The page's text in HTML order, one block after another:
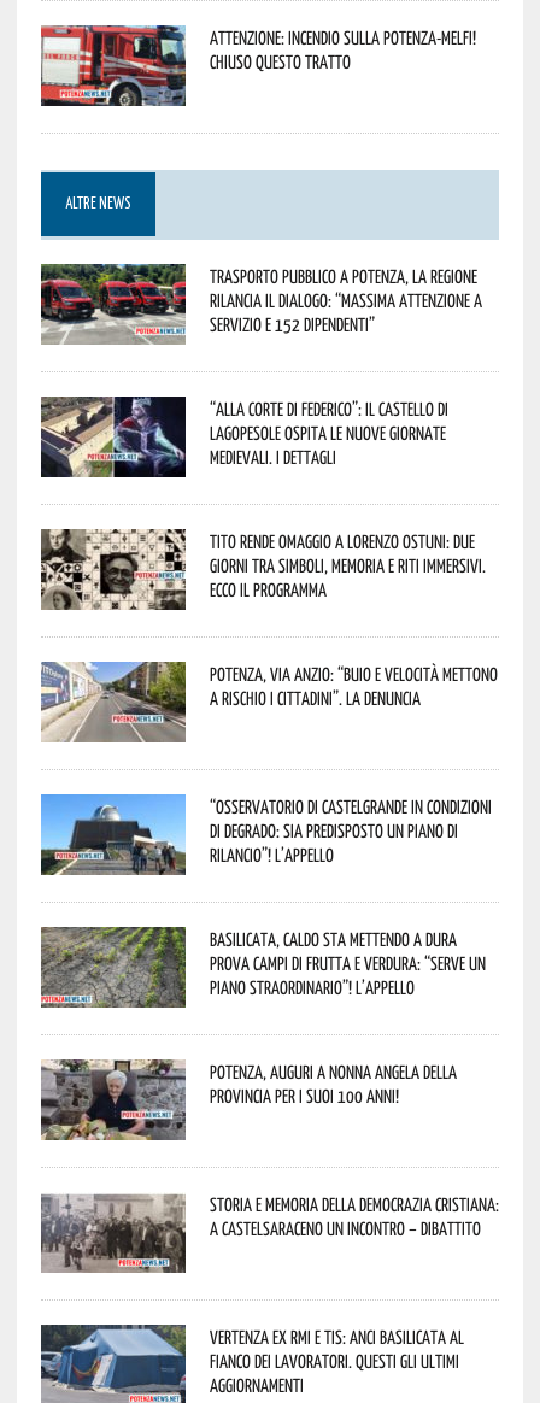
Attenzione: incendio sulla Potenza-Melfi!
Chiuso questo tratto
ALTRE NEWS
Trasporto pubblico a Potenza, la Regione
rilancia il dialogo: “Massima attenzione a
servizio e 152 dipendenti”
“Alla corte di Federico”: il Castello di
Lagopesole ospita le nuove Giornate
Medievali. I dettagli
Tito rende omaggio a Lorenzo Ostuni: due
giorni tra simboli, memoria e riti immersivi.
Ecco il programma
Potenza, Via Anzio: “Buio e velocità mettono
a rischio i cittadini”. La denuncia
“Osservatorio di Castelgrande in condizioni
di degrado: sia predisposto un piano di
rilancio”! L’appello
Basilicata, caldo sta mettendo a dura
prova campi di frutta e verdura: “Serve un
piano straordinario”! L’appello
Potenza, auguri a nonna Angela della
provincia per i suoi 100 anni!
Storia e memoria della Democrazia Cristiana:
a Castelsaraceno un incontro – dibattito
Vertenza ex RMI e TIS: ANCI Basilicata al
fianco dei lavoratori. Questi gli ultimi
aggiornamenti